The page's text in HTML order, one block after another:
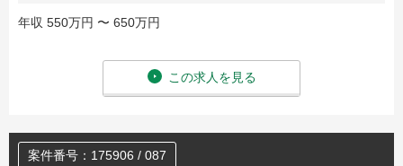
年収 550万円 〜 650万円
この求人を見る
案件番号：175906 / 087